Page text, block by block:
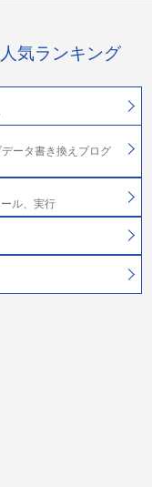
気ランキング
ータ書き換えプログ
ル、実行